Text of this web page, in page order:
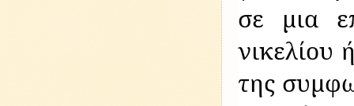
σε μια
νικελίου
της